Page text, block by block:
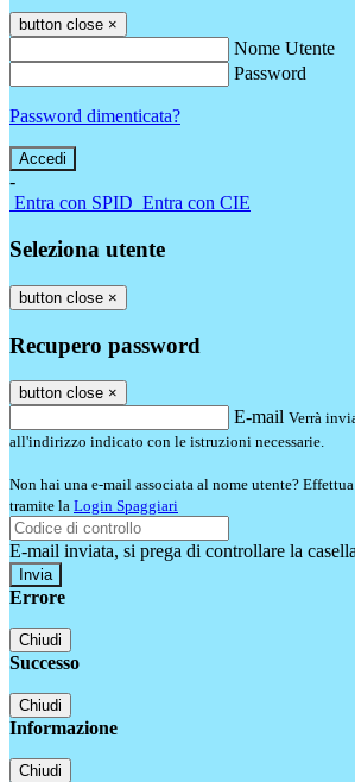
button close ×
Nome Utente
Password
Password dimenticata?
-
Entra con SPID Entra con CIE
Seleziona utente
button close ×
Recupero password
button close ×
E-mail Verrà
all'indirizzo indicato con le istruzioni necessarie.
Non hai una e-mail associata al nome utente?
tramite la Login Spaggiari
E-mail inviata, si prega di controllare la
Errore
Chiudi
Successo
Chiudi
Informazione
Chiudi